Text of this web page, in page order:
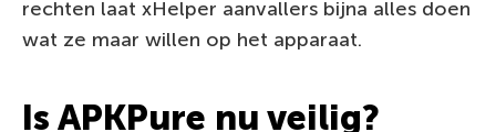
rechten laat xHelper aanvallers bijna alles doen
wat ze maar willen op het apparaat.
Is APKPure nu veilig?